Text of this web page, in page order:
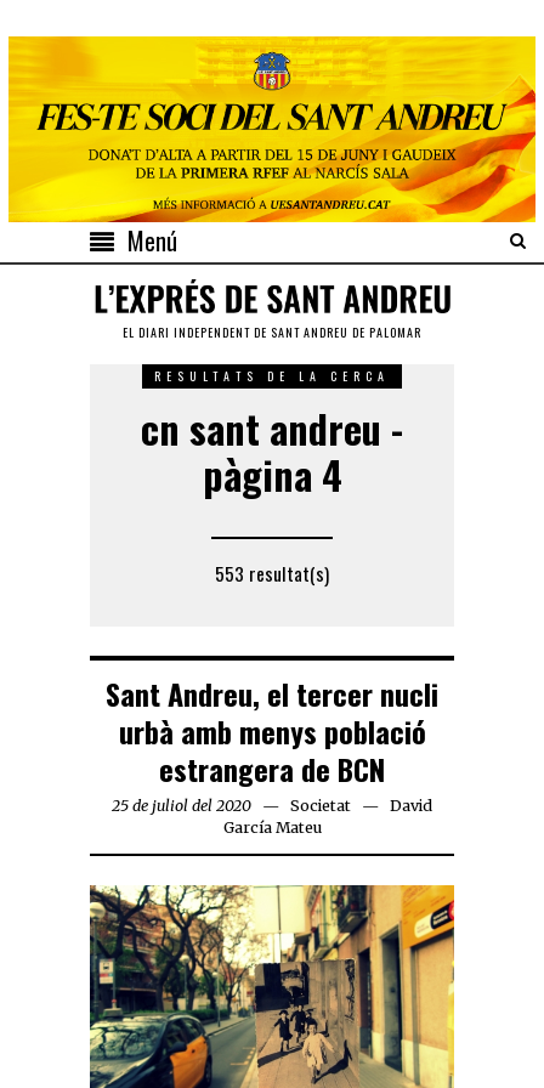
Menú
EL DIARI INDEPENDENT DE SANT ANDREU DE PALOMAR
RESULTATS DE LA CERCA
cn sant andreu -
pàgina 4
553 resultat(s)
Sant Andreu, el tercer nucli
urbà amb menys població
estrangera de BCN
25 de juliol del 2020 Societat
David
García Mateu